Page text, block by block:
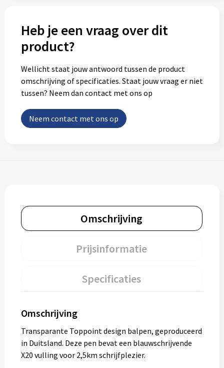
Heb je een vraag over dit
product?
Wellicht staat jouw antwoord tussen de product
omschrijving of specificaties. Staat jouw vraag er niet
tussen? Neem dan contact met ons op
Neem contact met ons op
Omschrijving
Prijsinformatie
Specificaties
Omschrijving
Transparante Toppoint design balpen, geproduceerd
in Duitsland. Deze pen bevat een blauwschrijvende
X20 vulling voor 2,5km schrijfplezier.